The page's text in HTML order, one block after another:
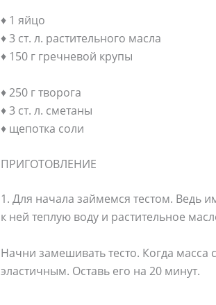
♦ 1 яйцо
♦ 3 ст. л. растительного масла
♦ 150 г гречневой крупы
♦ 250 г творога
♦ 3 ст. л. сметаны
♦ щепотка соли
ПРИГОТОВЛЕНИЕ
1. Для начала займемся тестом. Ведь
к ней теплую воду и растительное
Начни замешивать тесто. Когда масса
эластичным. Оставь его на 20 минут.